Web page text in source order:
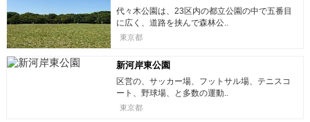
代々木公園は、23区内の都立公園の中で五番目
に広く、道路を挟んで森林公..
東京都
新河岸東公園
区営の、サッカー場、フットサル場、テニスコ
ート、野球場、と多数の運動..
東京都